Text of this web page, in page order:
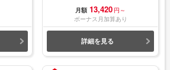
月額 13,420 円～
ボーナス月加算あり
詳細を見る